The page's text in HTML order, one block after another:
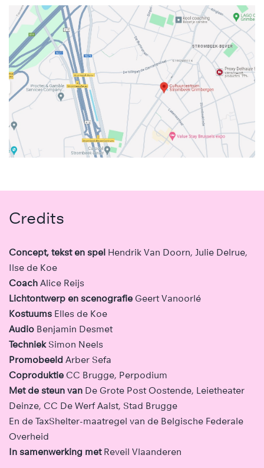
Credits
Concept, tekst en spel Hendrik Van Doorn, Julie Delrue,
Ilse de Koe
Coach Alice Reijs
Lichtontwerp en scenografie Geert Vanoorlé
Kostuums Elles de Koe
Audio Benjamin Desmet
Techniek Simon Neels
Promobeeld Arber Sefa
Coproduktie CC Brugge, Perpodium
Met de steun van De Grote Post Oostende, Leietheater
Deinze, CC De Werf Aalst, Stad Brugge
En de TaxShelter-maatregel van de Belgische Federale
Overheid
In samenwerking metReveil Vlaanderen